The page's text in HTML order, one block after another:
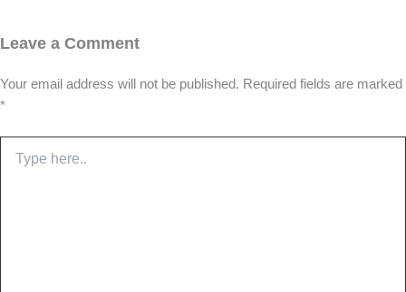
Leave a Comment
Your email address will not be published. Required fields are marked
*
here..